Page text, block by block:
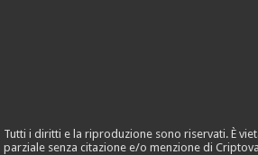
Tutti i diritti e la riproduzione sono riservati. È
parziale senza citazione e/o menzione di